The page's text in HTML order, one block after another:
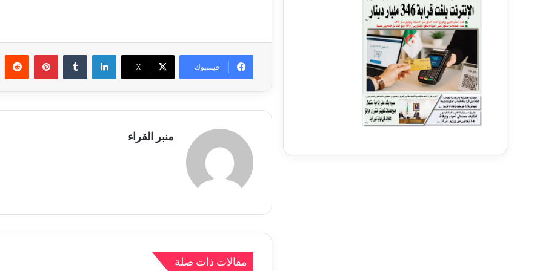
فيسبوك X
لينكدإن بينتيريست
منبر القراء
مقالات ذات صلة